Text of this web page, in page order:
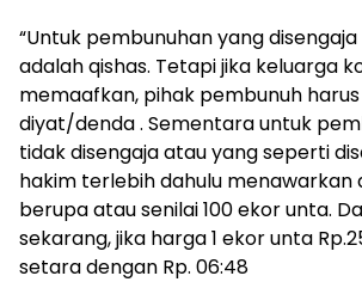
“Untuk pembunuhan yang
adalah qishas. Tetapi jika keluarga
memaafkan, pihak pembunuh
diyat/denda . Sementara untuk
tidak disengaja atau yang seperti
hakim terlebih dahulu menawarkan
berupa atau senilai 100 ekor unta.
sekarang, jika harga 1 ekor unta
setara dengan Rp. 06:48